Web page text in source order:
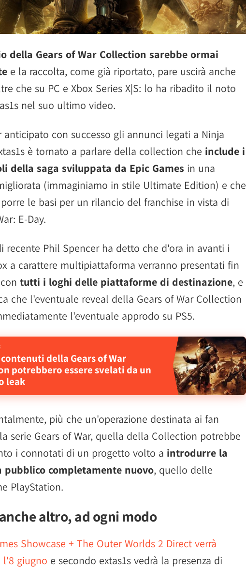
della Gears of War Collection sarebbe ormai
e la raccolta, come già riportato, pare uscirà anche
che su PC e Xbox Series X|S: lo ha ribadito il noto
nel suo ultimo video.
anticipato con successo gli annunci legati a Ninja
è tornato a parlare della collection che include i
della saga sviluppata da Epic Games in una
(immaginiamo in stile Ultimate Edition) e che
le basi per un rilancio del franchise in vista di
E-Day.
recente Phil Spencer ha detto che d'ora in avanti i
a carattere multipiattaforma verranno presentati fin
tutti i loghi delle piattaforme di destinazione, e
che l'eventuale reveal della Gears of War Collection
l'eventuale approdo su PS5.
della Gears of War
potrebbero essere svelati da un
leak
più che un'operazione destinata ai fan
serie Gears of War, quella della Collection potrebbe
i connotati di un progetto volto a introdurre la
pubblico completamente nuovo, quello delle
PlayStation.
altro, ad ogni modo
Showcase + The Outer Worlds 2 Direct verrà
l'8 giugno e secondo extas1s vedrà la presenza di